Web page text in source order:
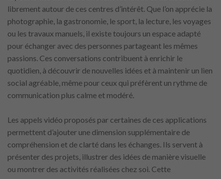
librement autour de ces centres d’intérêt. Que l’on apprécie la
photographie, la gastronomie, le sport, la lecture, les voyages
ou les travaux manuels, il existe toujours un espace adapté
pour échanger avec des personnes partageant les mêmes
passions. Ces conversations contribuent à enrichir le
quotidien, à découvrir de nouvelles idées et à maintenir un lien
social agréable, même pour ceux qui préfèrent un rythme de
communication plus calme et modéré.
Les appels vidéo proposés par certaines de ces applications
permettent d’ajouter une dimension supplémentaire de
compréhension et de clarté dans les échanges. Ils servent à
présenter des projets, illustrer des idées de manière visuelle
ou montrer des activités réalisées chez soi. Cette